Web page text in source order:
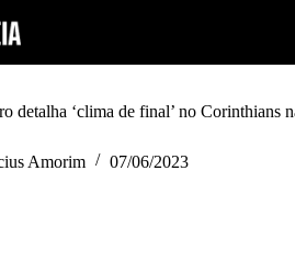
detalha ‘clima de final’ no Corinthians
Amorim 07/06/2023